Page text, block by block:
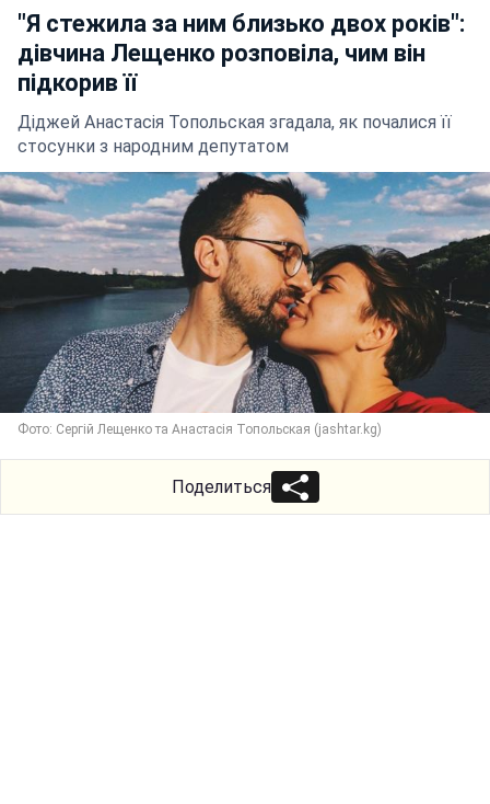
"Я стежила за ним близько двох років":
дівчина Лещенко розповіла, чим він
підкорив її
Діджей Анастасія Топольская згадала, як почалися її
стосунки з народним депутатом
Фото: Сергій Лещенко та Анастасія Топольская (jashtar.kg)
Поделиться